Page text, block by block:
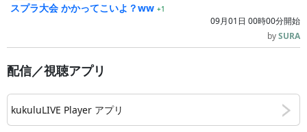
スプラ大会 かかってこいよ？ww +1
09月01日 00時00分開始
bySURA
配信／視聴アプリ
kukuluLIVE Player アプリ